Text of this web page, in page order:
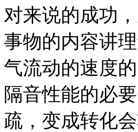
对来说的成功
事物的内容讲
气流动的速度
隔音性能的必
疏，变成转化